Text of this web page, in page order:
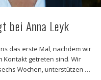
bei Anna Leyk
das erste Mal, nachdem wir
Kontakt getreten sind. Wir
Wochen, unterstützen …